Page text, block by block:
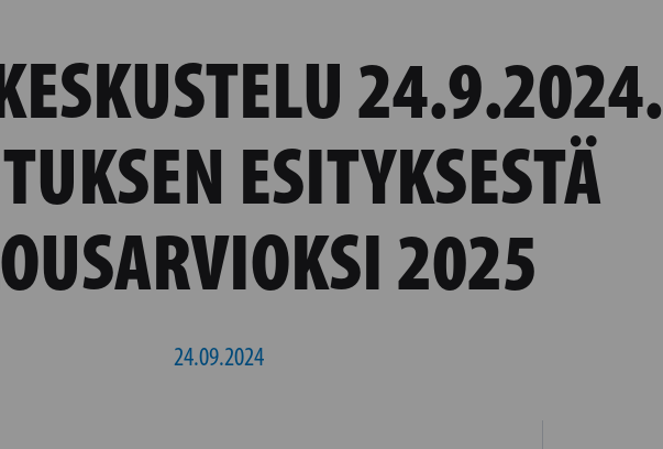
24.9.2024.
ESITYKSESTÄ
2025
24.09.2024